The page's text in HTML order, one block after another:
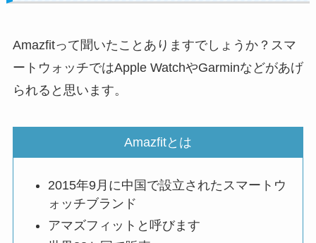
Amazfitって聞いたことありますでしょうか？スマ
ートウォッチではApple WatchやGarminなどがあげ
られると思います。
Amazfitとは
2015年9月に中国で設立されたスマートウ
ォッチブランド
アマズフィットと呼びます